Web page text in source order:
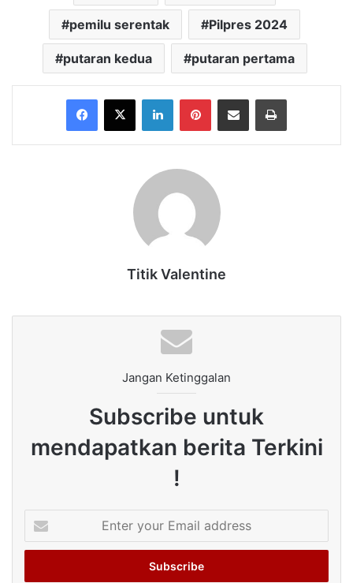
pemilu serentak Pilpres 2024
putaran kedua putaran pertama
Facebook
X LinkedInPinterestShare via Email Print
Titik Valentine
Jangan Ketinggalan
Subscribe untuk
mendapatkan berita Terkini
!
your
Email